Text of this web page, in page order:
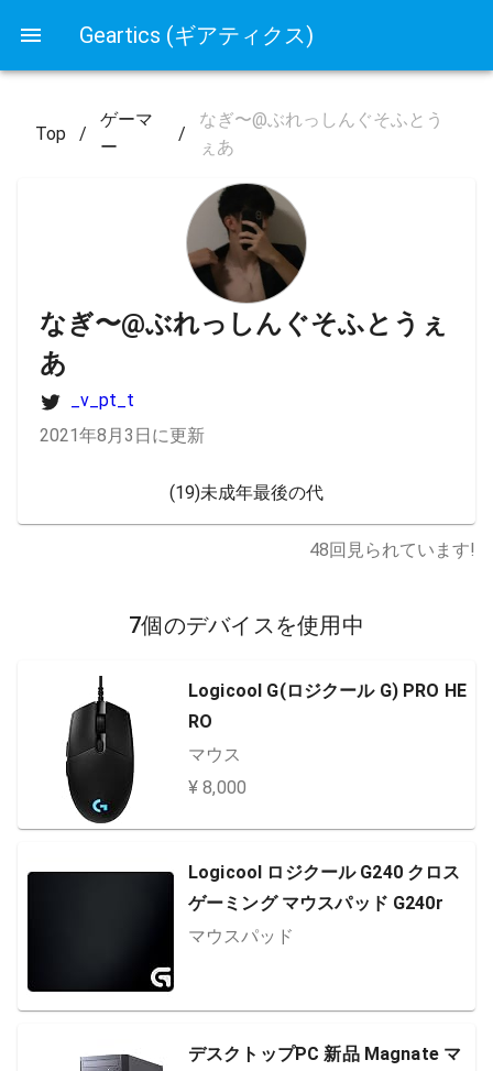
Geartics (ギアティクス)
Top /
ゲーマ
ー
/
なぎ〜@ぶれっしんぐそふとう
ぇあ
なぎ〜@ぶれっしんぐそふとうぇ
あ
_v_pt_t
2021年8月3日に更新
(19)未成年最後の代
48回見られています!
7個のデバイスを使用中
Logicool G(ロジクール G) PRO HE
RO
マウス
¥ 8,000
Logicool ロジクール G240 クロス
ゲーミング マウスパッド G240r
マウスパッド
デスクトップPC 新品 Magnate マ